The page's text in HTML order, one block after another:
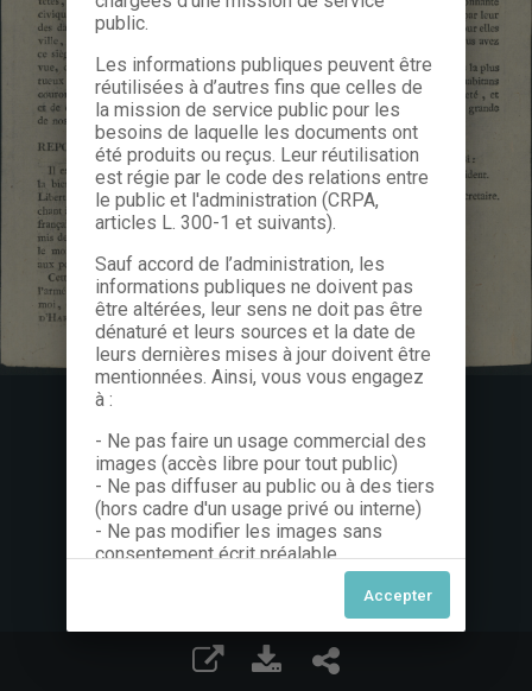
public.
Les informations publiques peuvent être
réutilisées à d’autres fins que celles de
la mission de service public pour les
besoins de laquelle les documents ont
été produits ou reçus. Leur réutilisation
est régie par le code des relations entre
le public et l'administration (CRPA,
articles L. 300-1 et suivants).
Sauf accord de l’administration, les
informations publiques ne doivent pas
être altérées, leur sens ne doit pas être
dénaturé et leurs sources et la date de
leurs dernières mises à jour doivent être
mentionnées. Ainsi, vous vous engagez
à :
- Ne pas faire un usage commercial des
images (accès libre pour tout public)
- Ne pas diffuser au public ou à des tiers
(hors cadre d'un usage privé ou interne)
- Ne pas modifier les images sans
consentement écrit préalable
Dans le cas contraire, nous vous invitons
à nous contacter afin de solliciter le type
de Licence souhaitée parmi celles
proposées et le cas échéant, acquitter